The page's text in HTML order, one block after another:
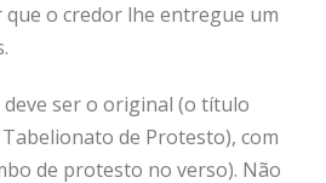
que o credor lhe entregue um
ser o original (o título
de Protesto), com
de protesto no verso). Não